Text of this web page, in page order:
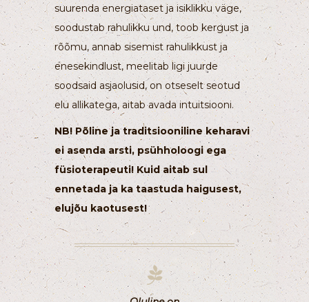
suurenda energiataset ja isiklikku väge,
soodustab rahulikku und, toob kergust ja
rõõmu, annab sisemist rahulikkust ja
enesekindlust, meelitab ligi juurde
soodsaid asjaolusid, on otseselt seotud
elu allikatega, aitab avada intuitsiooni.
NB! Põline ja traditsiooniline keharavi
ei asenda arsti, psühholoogi ega
füsioterapeuti! Kuid aitab sul
ennetada ja ka taastuda haigusest,
elujõu kaotusest!